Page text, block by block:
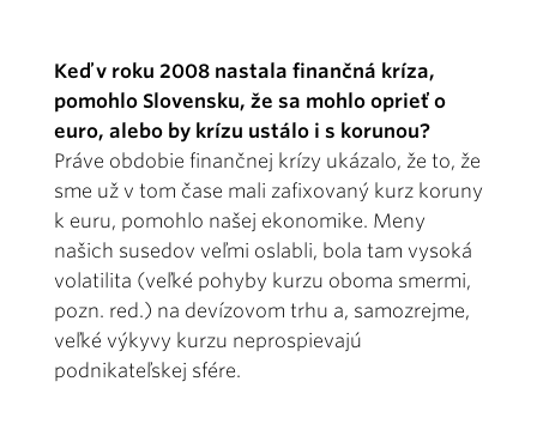
Keď v roku 2008 nastala finančná kríza,
pomohlo Slovensku, že sa mohlo oprieť o
euro, alebo by krízu ustálo i s korunou?
Práve obdobie finančnej krízy ukázalo, že to, že
sme už v tom čase mali zafixovaný kurz koruny
k euru, pomohlo našej ekonomike. Meny
našich susedov veľmi oslabli, bola tam vysoká
volatilita (veľké pohyby kurzu oboma smermi,
pozn. red.) na devízovom trhu a, samozrejme,
veľké výkyvy kurzu neprospievajú
podnikateľskej sfére.